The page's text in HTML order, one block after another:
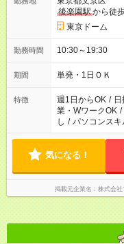
後楽園駅から徒
東京ドーム
勤務時間 10:30～19:30
期間 単発・1日ＯＫ
特徴 週1日からOK /
業・WワークOK /
し / パソコンスキ
気になる！
掲載元企業名 株式会